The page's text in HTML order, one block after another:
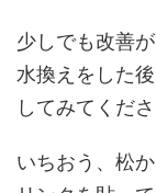
少しでも改善
水換えをした
してみてくださ
いちおう、松